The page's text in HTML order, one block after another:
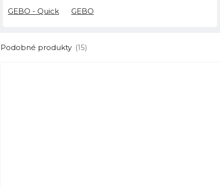
GEBO - Quick GEBO
Podobné produkty (15)